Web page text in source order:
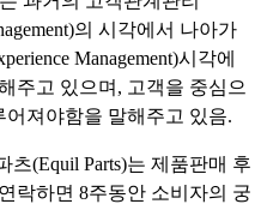
의 시각에서 나아가
Management)시각에
주고 있으며, 고객을 중심으
져야함을 말해주고 있음.
(Equil Parts)는 제품판매 후
락하면 8주동안 소비자의 궁